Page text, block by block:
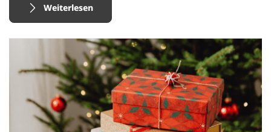
Weiterlesen